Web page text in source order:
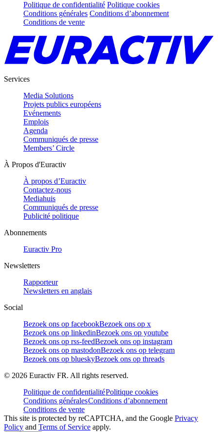
Politique de confidentialité Politique cookies
Conditions générales Conditions d’abonnement
Conditions de vente
Services
Media Solutions
Projets publics européens
Evénements
Emplois
Agenda
Communiqués de presse
Members’ Circle
À Propos d'Euractiv
À propos d’Euractiv
Contactez-nous
Mediahuis
Communiqués de presse
Publicité politique
Abonnements
Euractiv Pro
Newsletters
Rapporteur
Newsletters en anglais
Social
Bezoek ons op facebookBezoek ons op x
Bezoek ons op linkedinBezoek ons op youtube
Bezoek ons op rss-feedBezoek ons op instagram
Bezoek ons op mastodonBezoek ons op telegram
Bezoek ons op blueskyBezoek ons op threads
© 2026 Euractiv FR. All rights reserved.
Politique de confidentialitéPolitique cookies
Conditions généralesConditions d’abonnement
Conditions de vente
This site is protected by reCAPTCHA, and the Google Privacy
Policy and Terms of Service apply.